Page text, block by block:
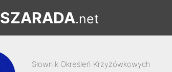
SZARADA.net
Słownik Określeń Krzyżówkowych